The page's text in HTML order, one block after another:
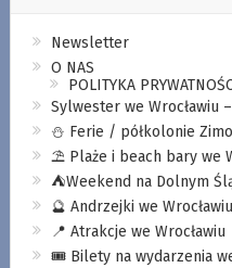
Newsletter
O NAS
POLITYKA
Sylwester we Wrocławiu
⛄️ Ferie / półkolonie
⛱️ Plaże i beach bary we
⛺️Weekend na Dolnym
🔮 Andrzejki we Wrocławiu
📍 Atrakcje we Wrocławiu
🎟️ Bilety na wydarzenia